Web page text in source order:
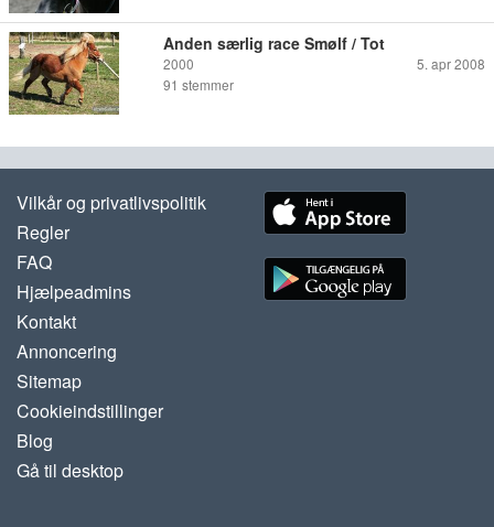
Anden særlig race Smølf / Tot
2000
5. apr 2008
91 stemmer
Vilkår og privatlivspolitik
Regler
FAQ
Hjælpeadmins
Kontakt
Annoncering
Sitemap
Cookieindstillinger
Blog
Gå til desktop